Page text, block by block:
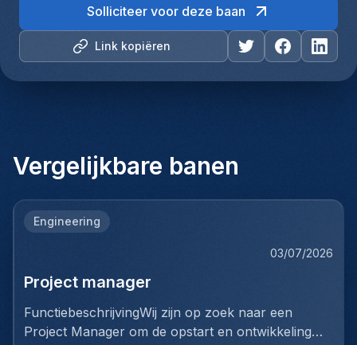
Link kopiëren
Solliciteer voor deze baan
Vergelijkbare banen
Engineering
03/07/2026
Project manager
FunctiebeschrijvingWij zijn op zoek naar een
Project Manager om de opstart en ontwikkeling